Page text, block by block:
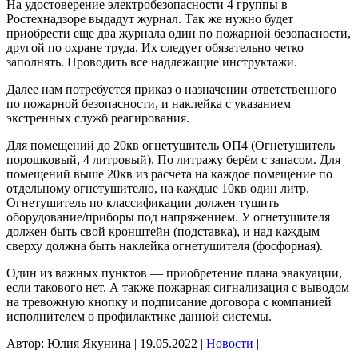
На удостоверение электробезопасности 4 группы в
Ростехнадзоре выдадут журнал. Так же нужно будет
приобрести еще два журнала один по пожарной безопасности,
другой по охране труда. Их следует обязательно четко
заполнять. Проводить все надлежащие инструктажи.
Далее нам потребуется приказ о назначении ответственного
по пожарной безопасности, и наклейка с указанием
экстренных служб реагирования.
Для помещений до 20кв огнетушитель ОП4 (Огнетушитель
порошковый, 4 литровый). По литражу берём с запасом. Для
помещений выше 20кв из расчета на каждое помещение по
отдельному огнетушителю, на каждые 10кв один литр.
Огнетушитель по классификации должен тушить
оборудование/приборы под напряжением. У огнетушителя
должен быть свой кронштейн (подставка), и над каждым
сверху должна быть наклейка огнетушителя (фосфорная).
Один из важных пунктов — приобретение плана эвакуации,
если такового нет. А также пожарная сигнализация с выводом
на тревожную кнопку и подписание договора с компанией
исполнителем о профилактике данной системы.
Автор: Юлия Якунина | 19.05.2022 | Новости |